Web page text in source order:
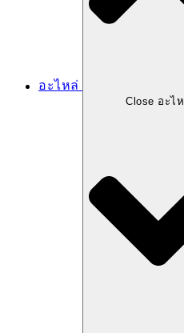
อะไหล่
Close อะไ